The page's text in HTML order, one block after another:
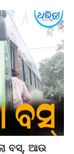
ବସ୍‌, ଆଉ